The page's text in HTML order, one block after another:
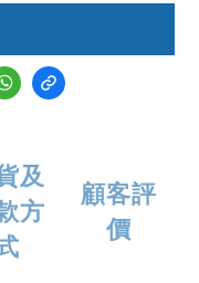
及
方
顧客評
價